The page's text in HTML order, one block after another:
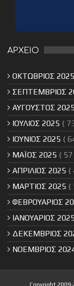
ΑΡΧΕΙΟ
ΟΚΤΩΒΡΙΟΣ 2025
ΣΕΠΤΕΜΒΡΙΟΣ
ΑΥΓΟΥΣΤΟΣ
ΙΟΥΛΙΟΣ 2025 (
ΙΟΥΝΙΟΣ 2025 (
ΜΑΪΟΣ 2025 ( 57
ΑΠΡΙΛΙΟΣ 2025 (
ΜΑΡΤΙΟΣ 2025 (
ΦΕΒΡΟΥΑΡΙΟΣ
ΙΑΝΟΥΑΡΙΟΣ
ΔΕΚΕΜΒΡΙΟΣ
ΝΟΕΜΒΡΙΟΣ
Copyright